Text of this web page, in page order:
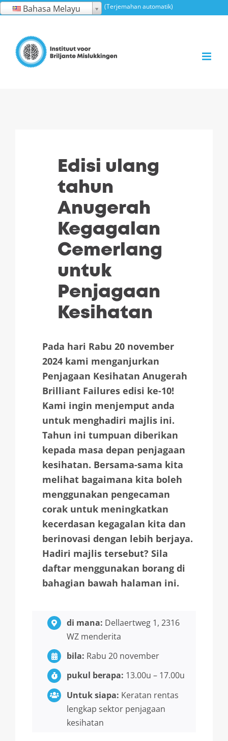
Langkau
kandungan
Bahasa Melayu (Terjemahan automatik)
Edisi ulang
tahun
Anugerah
Kegagalan
Cemerlang
untuk
Penjagaan
Kesihatan
Pada hari Rabu 20 november
2024 kami menganjurkan
Penjagaan Kesihatan Anugerah
Brilliant Failures edisi ke-10!
Kami ingin menjemput anda
untuk menghadiri majlis ini.
Tahun ini tumpuan diberikan
kepada masa depan penjagaan
kesihatan. Bersama-sama kita
melihat bagaimana kita boleh
menggunakan pengecaman
corak untuk meningkatkan
kecerdasan kegagalan kita dan
berinovasi dengan lebih berjaya.
Hadiri majlis tersebut? Sila
daftar menggunakan borang di
bahagian bawah halaman ini.
di mana: Dellaertweg 1, 2316
WZ menderita
bila: Rabu 20 november
pukul berapa: 13.00u – 17.00u
Untuk siapa: Keratan rentas
lengkap sektor penjagaan
kesihatan